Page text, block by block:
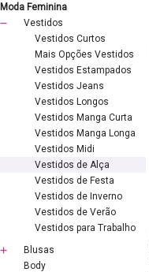
Moda Feminina
Vestidos
Vestidos Curtos
Mais Opções Vestidos
Vestidos Estampados
Vestidos Jeans
Vestidos Longos
Vestidos Manga Curta
Vestidos Manga Longa
Vestidos Midi
Vestidos de Alça
Vestidos de Festa
Vestidos de Inverno
Vestidos de Verão
Vestidos para Trabalho
Blusas
Body